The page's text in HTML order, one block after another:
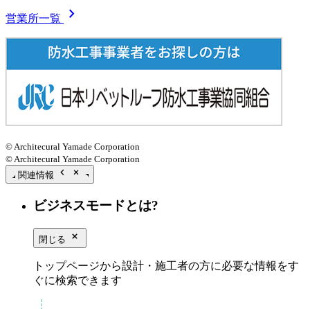
営業所一覧 chevron_right
© Architecural Yamade Corporation
© Architecural Yamade Corporation
関連情報
chevron_left close_small
ビジネスモードとは?
閉じる close_small
トップページから設計・施工者の方に必要な情報をす
ぐに検索できます